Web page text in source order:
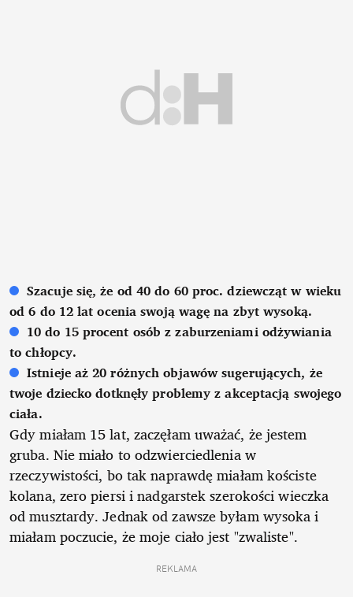
Szacuje się, że od 40 do 60 proc. dziewcząt w wieku
od 6 do 12 lat ocenia swoją wagę na zbyt wysoką.
10 do 15 procent osób z zaburzeniami odżywiania
to chłopcy.
Istnieje aż 20 różnych objawów sugerujących, że
twoje dziecko dotknęły problemy z akceptacją swojego
ciała.
Gdy miałam 15 lat, zaczęłam uważać, że jestem
gruba. Nie miało to odzwierciedlenia w
rzeczywistości, bo tak naprawdę miałam kościste
kolana, zero piersi i nadgarstek szerokości wieczka
od musztardy. Jednak od zawsze byłam wysoka i
miałam poczucie, że moje ciało jest "zwaliste".
REKLAMA